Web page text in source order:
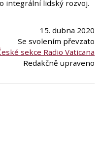
integrální lidský rozvoj.
15. dubna 2020
Se svolením převzato
sekce Radio Vaticana
Redakčně upraveno